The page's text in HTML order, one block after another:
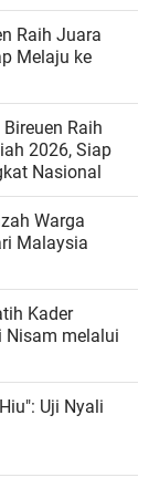
Raih Juara
Melaju ke
Raih
2026, Siap
Nasional
Warga
Malaysia
Kader
Nisam melalui
Uji Nyali